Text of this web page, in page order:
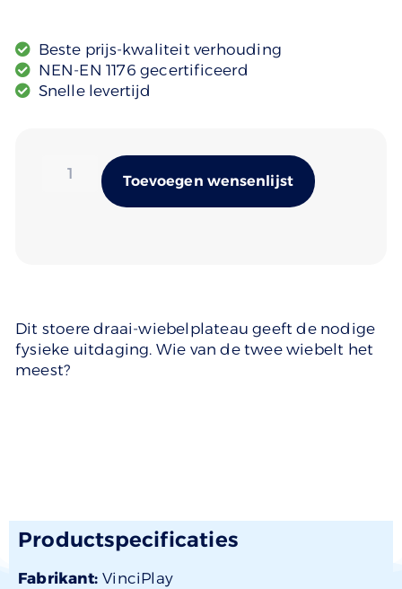
Beste prijs-kwaliteit verhouding
NEN-EN 1176 gecertificeerd
Snelle levertijd
Toevoegen wensenlijst
Dit stoere draai-wiebelplateau geeft de nodige
fysieke uitdaging. Wie van de twee wiebelt het
meest?
Productspecificaties
Fabrikant:VinciPlay